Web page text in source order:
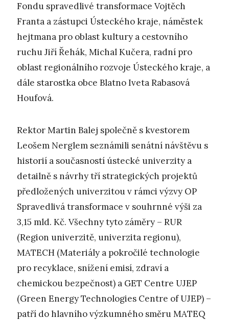
Fondu spravedlivé transformace Vojtěch
Franta a zástupci Ústeckého kraje, náměstek
hejtmana pro oblast kultury a cestovního
ruchu Jiří Řehák, Michal Kučera, radní pro
oblast regionálního rozvoje Ústeckého kraje, a
dále starostka obce Blatno Iveta Rabasová
Houfová.
Rektor Martin Balej společně s kvestorem
Leošem Nerglem seznámili senátní návštěvu s
historií a současností ústecké univerzity a
detailně s návrhy tří strategických projektů
předložených univerzitou v rámci výzvy OP
Spravedlivá transformace v souhrnné výši za
3,15 mld. Kč. Všechny tyto záměry – RUR
(Region univerzitě, univerzita regionu),
MATECH (Materiály a pokročilé technologie
pro recyklace, snížení emisí, zdraví a
chemickou bezpečnost) a GET Centre UJEP
(Green Energy Technologies Centre of UJEP) –
patří do hlavního výzkumného směru MATEQ